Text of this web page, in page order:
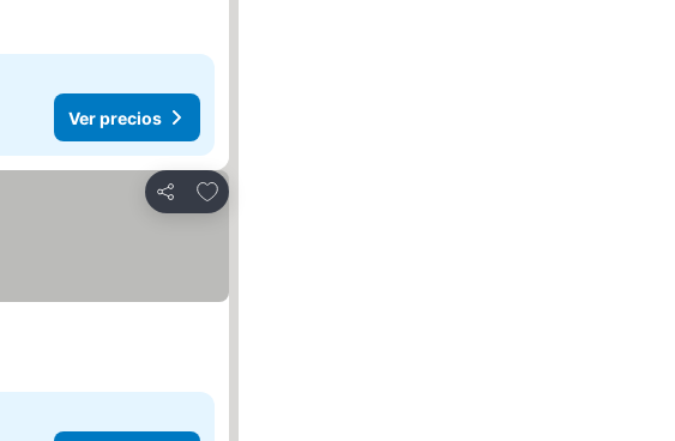
Ver precios
Compartir
Agregar a favoritos